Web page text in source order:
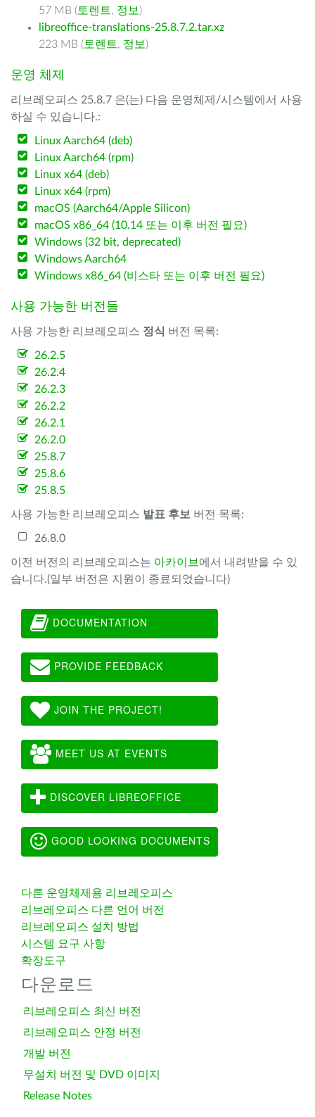
57 MB ( 토렌트, 정보 )
libreoffice-translations-25.8.7.2.tar.xz
223 MB ( 토렌트, 정보 )
운영 체제
리브레오피스 25.8.7 은(는) 다음 운영체제/시스템에서 사용
하실 수 있습니다.:
Linux Aarch64 (deb)
Linux Aarch64 (rpm)
Linux x64 (deb)
Linux x64 (rpm)
macOS (Aarch64/Apple Silicon)
macOS x86_64 (10.14 또는 이후 버전 필요)
Windows (32 bit, deprecated)
Windows Aarch64
Windows x86_64 (비스타 또는 이후 버전 필요)
사용 가능한 버전들
사용 가능한 리브레오피스 정식 버전 목록:
26.2.5
26.2.4
26.2.3
26.2.2
26.2.1
26.2.0
25.8.7
25.8.6
25.8.5
사용 가능한 리브레오피스 발표 후보 버전 목록:
26.8.0
이전 버전의 리브레오피스는 아카이브 에서 내려받을 수 있
습니다.(일부 버전은 지원이 종료되었습니다)
DOCUMENTATION
PROVIDE FEEDBACK
JOIN THE PROJECT!
MEET US AT EVENTS
DISCOVER LIBREOFFICE
GOOD LOOKING DOCUMENTS
다른 운영체제용 리브레오피스
리브레오피스 다른 언어 버전
리브레오피스 설치 방법
시스템 요구 사항
확장도구
다운로드
리브레오피스 최신 버전
리브레오피스 안정 버전
개발 버전
무설치 버전 및 DVD 이미지
Release Notes